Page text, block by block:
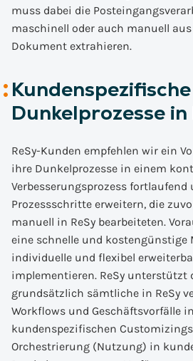
muss dabei die
maschinell oder auch manuell
Dokument extrahieren.
Kundenspezifische
Dunkelprozesse in
ReSy-Kunden empfehlen wir ein
ihre Dunkelprozesse in einem
Verbesserungsprozess fortlaufend
Prozessschritte erweitern, die
manuell in ReSy bearbeiteten.
eine schnelle und kostengünstige
individuelle und flexibel
implementieren. ReSy unterstützt
grundsätzlich sämtliche in ReSy
Workflows und Geschäftsvorfälle
kundenspezifischen
Orchestrierung (Nutzung) in